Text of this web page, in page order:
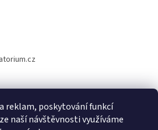
reklam, poskytování funkcí
naší návštěvnosti využíváme